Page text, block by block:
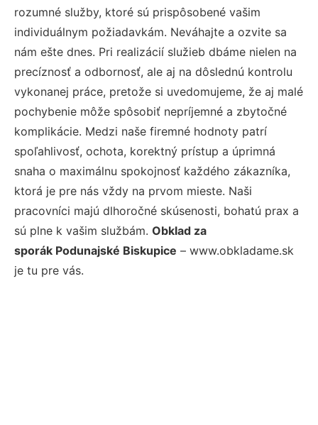
rozumné služby, ktoré sú prispôsobené vašim
individuálnym požiadavkám. Neváhajte a ozvite sa
nám ešte dnes. Pri realizácií služieb dbáme nielen na
precíznosť a odbornosť, ale aj na dôslednú kontrolu
vykonanej práce, pretože si uvedomujeme, že aj malé
pochybenie môže spôsobiť nepríjemné a zbytočné
komplikácie. Medzi naše firemné hodnoty patrí
spoľahlivosť, ochota, korektný prístup a úprimná
snaha o maximálnu spokojnosť každého zákazníka,
ktorá je pre nás vždy na prvom mieste. Naši
pracovníci majú dlhoročné skúsenosti, bohatú prax a
sú plne k vašim službám. Obklad za
sporák Podunajské Biskupice – www.obkladame.sk
je tu pre vás.